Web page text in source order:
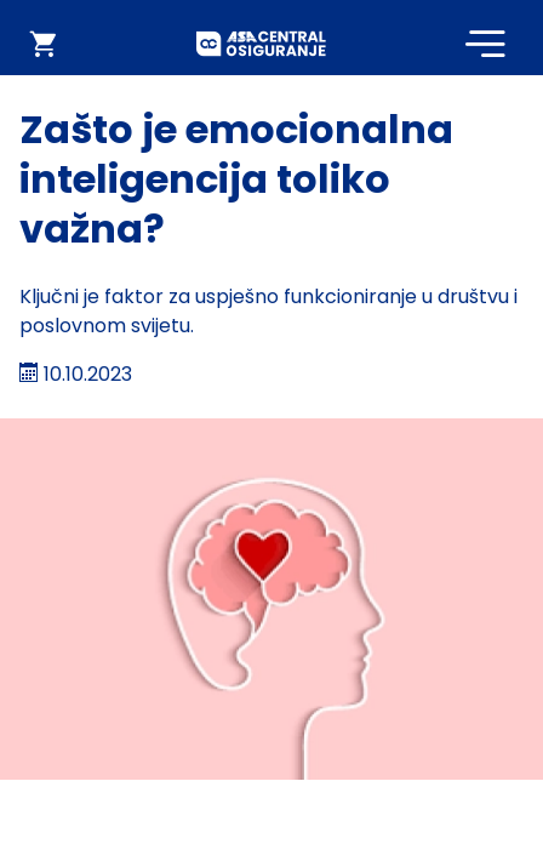
Webshop
Zašto je emocionalna
inteligencija toliko
važna?
Ključni je faktor za uspješno funkcioniranje u društvu i
poslovnom svijetu.
10.10.2023